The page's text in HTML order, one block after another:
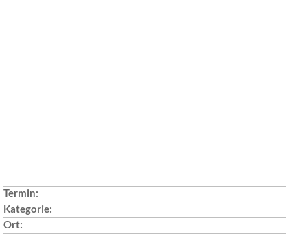
Termin:
Kategorie:
Ort: